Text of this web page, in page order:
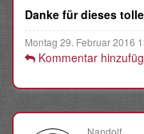
Danke für dieses
Montag 29. Februar 2016
Kommentar